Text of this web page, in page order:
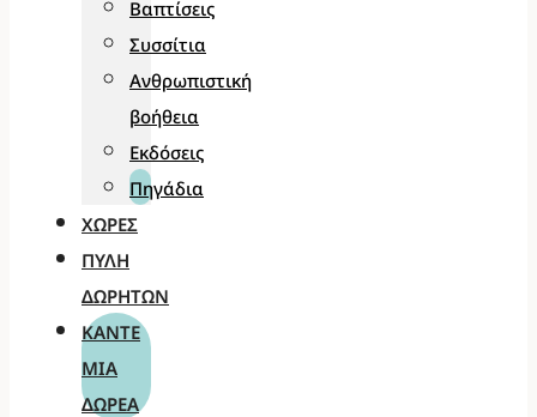
Βαπτίσεις
Συσσίτια
Ανθρωπιστική
βοήθεια
Εκδόσεις
Πηγάδια
ΧΏΡΕΣ
ΠΎΛΗ
ΔΩΡΗΤΏΝ
ΚΆΝΤΕ
ΜΊΑ
ΔΩΡΕΆ